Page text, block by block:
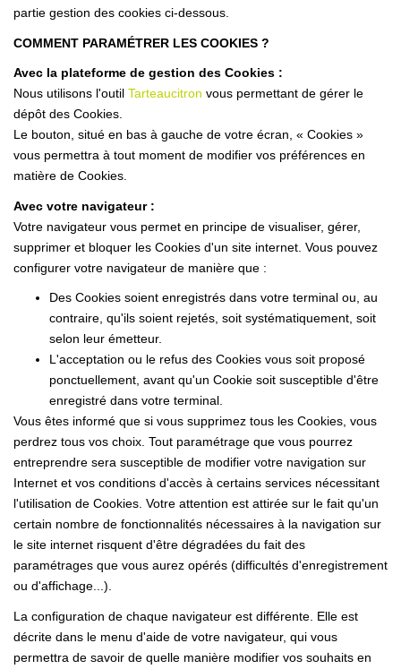
partie gestion des cookies ci-dessous.
COMMENT PARAMÉTRER LES COOKIES ?
Avec la plateforme de gestion des Cookies :
Nous utilisons l'outil Tarteaucitron vous permettant de gérer le
dépôt des Cookies.
Le bouton, situé en bas à gauche de votre écran, « Cookies »
vous permettra à tout moment de modifier vos préférences en
matière de Cookies.
Avec votre navigateur :
Votre navigateur vous permet en principe de visualiser, gérer,
supprimer et bloquer les Cookies d'un site internet. Vous pouvez
configurer votre navigateur de manière que :
Des Cookies soient enregistrés dans votre terminal ou, au
contraire, qu'ils soient rejetés, soit systématiquement, soit
selon leur émetteur.
L'acceptation ou le refus des Cookies vous soit proposé
ponctuellement, avant qu'un Cookie soit susceptible d'être
enregistré dans votre terminal.
Vous êtes informé que si vous supprimez tous les Cookies, vous
perdrez tous vos choix. Tout paramétrage que vous pourrez
entreprendre sera susceptible de modifier votre navigation sur
Internet et vos conditions d'accès à certains services nécessitant
l'utilisation de Cookies. Votre attention est attirée sur le fait qu'un
certain nombre de fonctionnalités nécessaires à la navigation sur
le site internet risquent d'être dégradées du fait des
paramétrages que vous aurez opérés (difficultés d'enregistrement
ou d'affichage...).
La configuration de chaque navigateur est différente. Elle est
décrite dans le menu d'aide de votre navigateur, qui vous
permettra de savoir de quelle manière modifier vos souhaits en